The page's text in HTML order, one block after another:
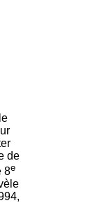
de
8e